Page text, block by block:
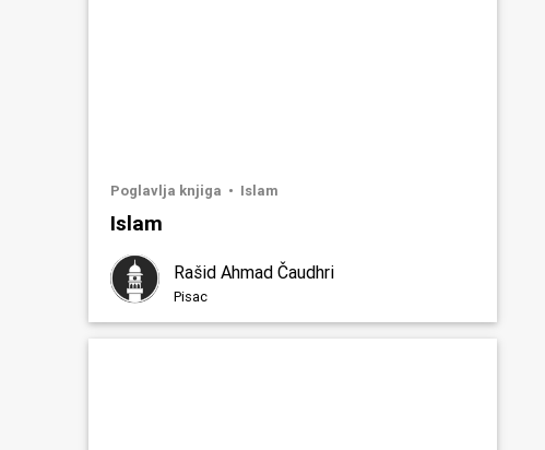
Poglavlja knjiga Islam
Islam
Rašid Ahmad Čaudhri
Pisac